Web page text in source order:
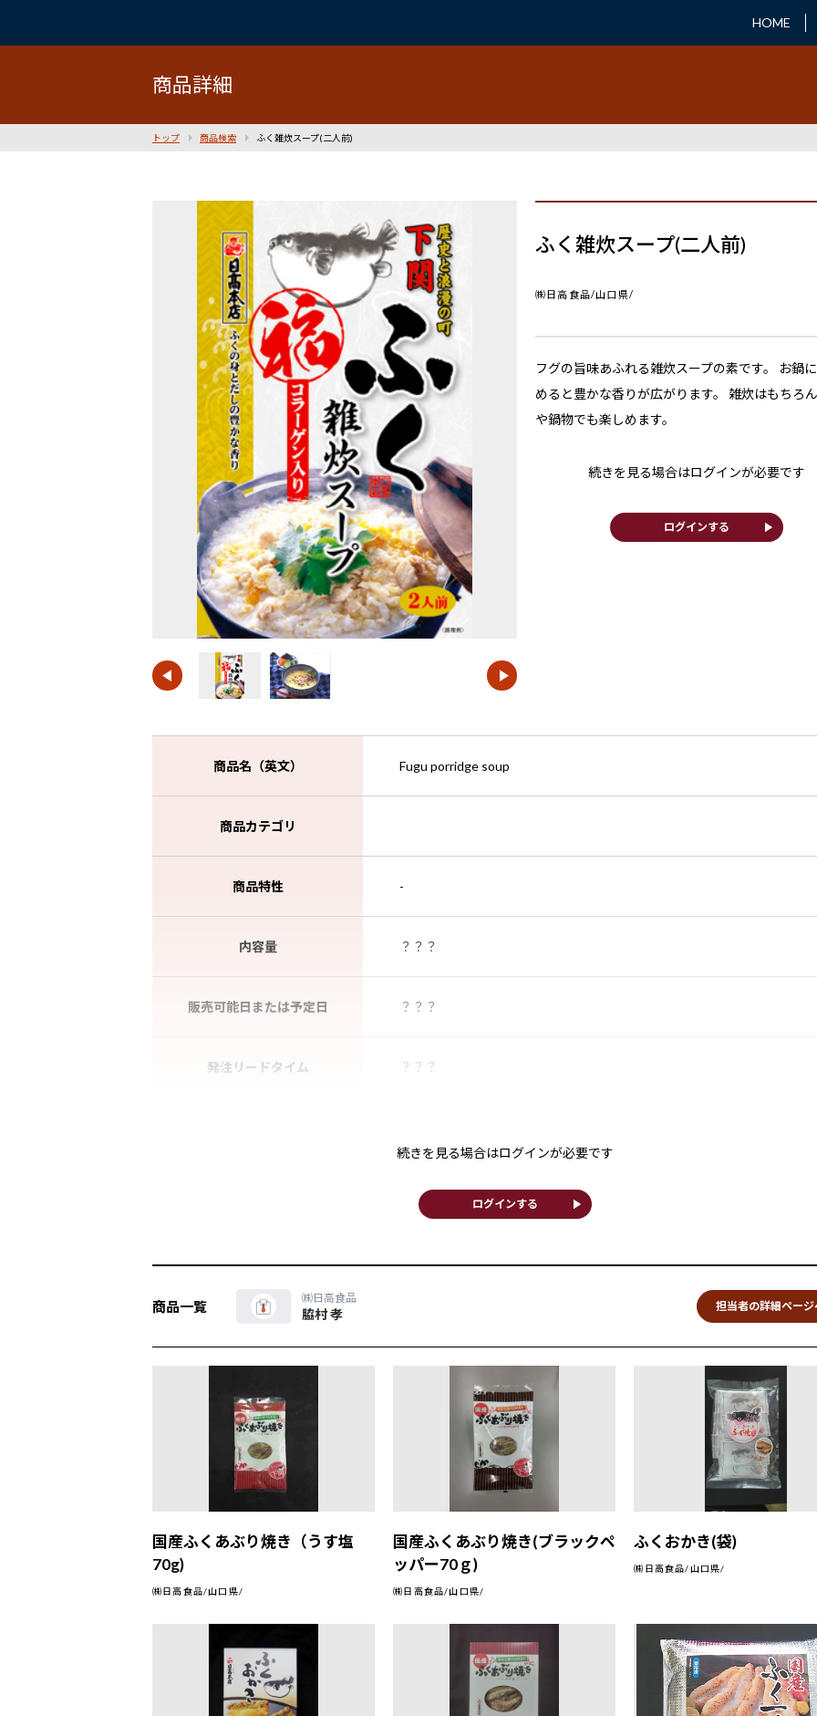
HOME
商品詳細
トップ 商品検索 ふく雑炊スープ(二人前)
ふく雑炊スープ(二人前)
㈱日高食品/山口県/
フグの旨味あふれる雑炊スープの素です。 お鍋
めると豊かな香りが広がります。 雑炊はもちろ
や鍋物でも楽しめます。
続きを見る場合はログインが必要です
ログインする play_arrow
商品名（英文） Fugu porridge soup
商品カテゴリ
商品特性 -
内容量 ？？？
販売可能日または予定日 ？？？
発注リードタイム ？？？
続きを見る場合はログインが必要です
ログインする play_arrow
商品一覧
㈱日高食品
脇村 孝 担当者の詳細ページ
国産ふくあぶり焼き（うす塩
70g)
㈱日高食品/山口県/
国産ふくあぶり焼き(ブラックペ
ッパー70ｇ)
㈱日高食品/山口県/
ふくおかき(袋)
㈱日高食品/山口県/